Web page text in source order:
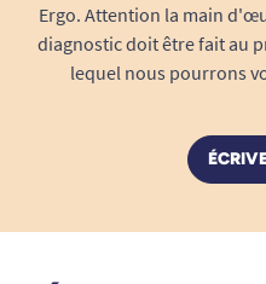
Ergo. Attention la main
diagnostic doit être fait au
lequel nous pourrons